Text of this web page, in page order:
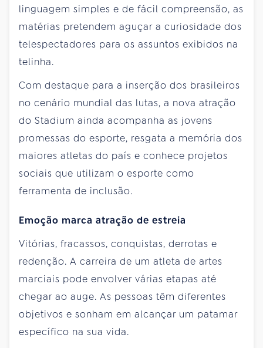
linguagem simples e de fácil compreensão, as
matérias pretendem aguçar a curiosidade dos
telespectadores para os assuntos exibidos na
telinha.
Com destaque para a inserção dos brasileiros
no cenário mundial das lutas, a nova atração
do Stadium ainda acompanha as jovens
promessas do esporte, resgata a memória dos
maiores atletas do país e conhece projetos
sociais que utilizam o esporte como
ferramenta de inclusão.
Emoção marca atração de estreia
Vitórias, fracassos, conquistas, derrotas e
redenção. A carreira de um atleta de artes
marciais pode envolver várias etapas até
chegar ao auge. As pessoas têm diferentes
objetivos e sonham em alcançar um patamar
específico na sua vida.